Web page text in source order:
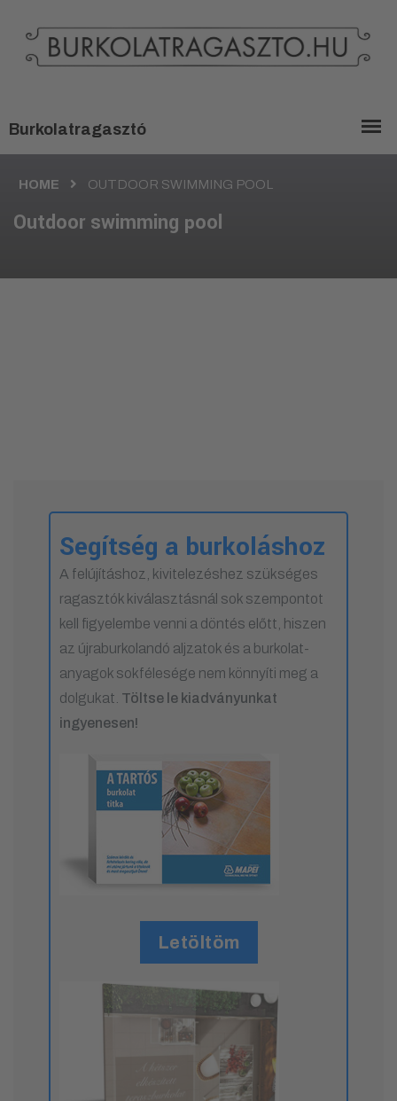
HOME OUTDOOR SWIMMING POOL
Outdoor swimming pool
Segítség a burkoláshoz
A felújításhoz, kivitelezéshez szükséges
ragasztók kiválasztásnál sok szempontot
kell figyelembe venni a döntés előtt, hiszen
az újraburkolandó aljzatok és a burkolat-
anyagok sokfélesége nem könnyíti meg a
dolgukat. Töltse le kiadványunkat
ingyenesen!
Letöltöm